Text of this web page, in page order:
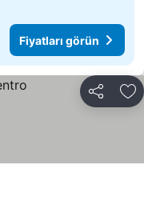
Fiyatları görün
Paylaş